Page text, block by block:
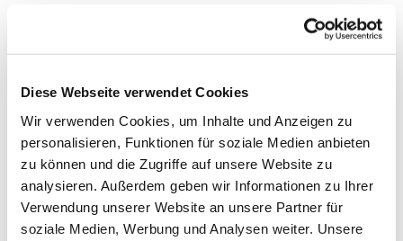
Diese Webseite verwendet Cookies
Wir verwenden Cookies, um Inhalte und Anzeigen zu
personalisieren, Funktionen für soziale Medien anbieten
zu können und die Zugriffe auf unsere Website zu
analysieren. Außerdem geben wir Informationen zu Ihrer
Verwendung unserer Website an unsere Partner für
soziale Medien, Werbung und Analysen weiter. Unsere
Dies könnte Sie auch
interessieren